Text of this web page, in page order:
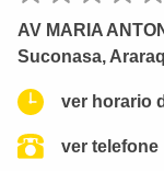
AV MARIA
Suconasa,
ver horario
ver telefone